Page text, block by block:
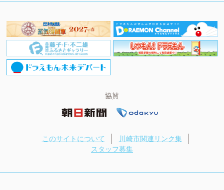
協賛
このサイトについて
川崎市関連リンク集
スタッフ募集